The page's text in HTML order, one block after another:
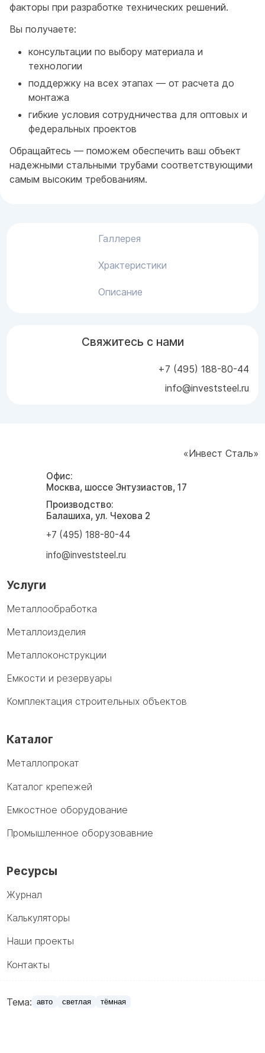
факторы при разработке технических решений.
Вы получаете:
консультации по выбору материала и
технологии
поддержку на всех этапах — от расчета до
монтажа
гибкие условия сотрудничества для оптовых и
федеральных проектов
Обращайтесь — поможем обеспечить ваш объект
надежными стальными трубами соответствующими
самым высоким требованиям.
Галлерея
Храктеристики
Описание
Свяжитесь с нами
+7 (495) 188-80-44
info@investsteel.ru
«Инвест Сталь»
Офис:
Москва, шоссе Энтузиастов, 17
Производство:
Балашиха, ул. Чехова 2
+7 (495) 188-80-44
info@investsteel.ru
Услуги
Металлообработка
Металлоизделия
Металлоконструкции
Емкости и резервуары
Комплектация строительных объектов
Каталог
Металлопрокат
Каталог крепежей
Емкостное оборудование
Промышленное оборузовавние
Ресурсы
Журнал
Калькуляторы
Наши проекты
Контакты
Тема: авто светлая тёмная